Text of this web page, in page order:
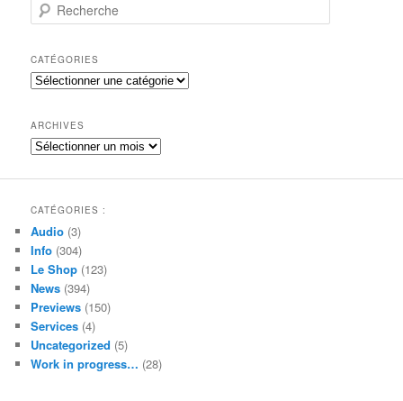
e
h
e
r
h
e
CATÉGORIES
Catégories
ARCHIVES
Archives
CATÉGORIES :
Audio (3)
Info (304)
Le Shop (123)
News (394)
Previews (150)
Services (4)
Uncategorized (5)
Work in progress… (28)